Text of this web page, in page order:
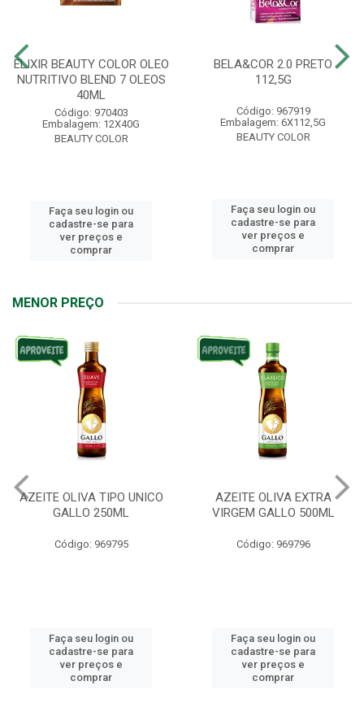
ELIXIR BEAUTY COLOR OLEO
NUTRITIVO BLEND 7 OLEOS
40ML
Código: 970403
Embalagem: 12X40G
BEAUTY COLOR
Faça seu login ou
cadastre-se para
ver preços e
comprar
BELA&COR 2.0 PRETO
112,5G
Código: 967919
Embalagem: 6X112,5G
BEAUTY COLOR
Faça seu login ou
cadastre-se para
ver preços e
comprar
MENOR PREÇO
AZEITE OLIVA TIPO UNICO
GALLO 250ML
Código: 969795
Faça seu login ou
cadastre-se para
ver preços e
comprar
AZEITE OLIVA EXTRA
VIRGEM GALLO 500ML
Código: 969796
Faça seu login ou
cadastre-se para
ver preços e
comprar